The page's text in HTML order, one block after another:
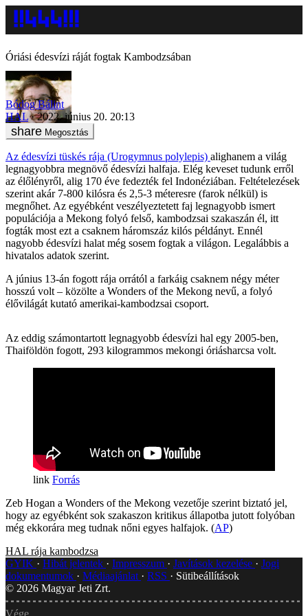
Óriási édesvízi ráját fogtak Kambodzsában
Bódog Bálint
HAL
2022. június 20. 20:13
Megosztás
Az édesvízi tüskés rája (Urogymnus polylepis) alighanem a világ
legnagyobbra megnövő édesvízi halfaja. Elég keveset tudunk erről
az élőlényről, alig 170 éve fedezték fel Indonéziában. Feltételezések
szerint akár 7-800 kilósra és 2,5-3 méteresre (farok nélkül) is
megnőhet. Az egyébként veszélyeztetett faj legnagyobb ismert
populációja a Mekong folyó felső, kambodzsai szakaszán él, itt
fogták most ezt a csaknem háromszáz kilós példányt. Ennél
nagyobb édesvízi halat még sosem fogtak a világon. Legalábbis a
hivatalos adatok szerint.
A június 13-án fogott rája orrától a farkáig csaknem négy méter
hosszú volt – közölte a Wonders of the Mekong nevű, a folyó
élővilágát kutató amerikai-kambodzsai csoport.
Az eddig számontartott legnagyobb édesvízi hal egy 2005-ben,
Thaiföldön fogott, 293 kilogrammos mekongi óriásharcsa volt.
Forrás
Zeb Hogan a Wonders of the Mekong vezetője szerint biztató jel,
hogy az egyébként sok szakaszon kritikus állapotba jutott folyóban
még ekkorára meg tudnak nőni egyes halfajok. (AP)
HAL rája kambodzsa
GYIK
Hibát jelentek Impresszum Javítások kezelése
Jogi
dokumentumok
Médiaajánlat RSS
Sütibeállítások
© 2026 Magyar Jeti Zrt.
Vége